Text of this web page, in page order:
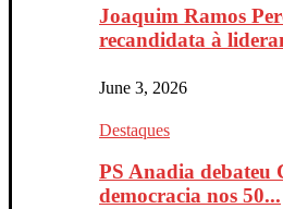
Joaquim Ramos
recandidata à
June 3, 2026
Destaques
PS Anadia debateu
democracia nos 50...